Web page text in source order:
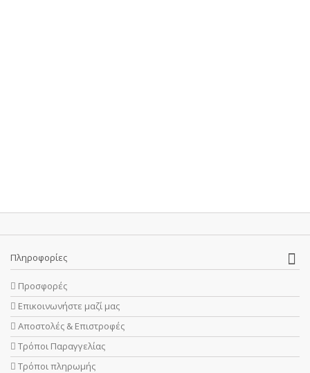
Πληροφορίες
Προσφορές
Επικοινωνήστε μαζί μας
Αποστολές & Επιστροφές
Τρόποι Παραγγελίας
Τρόποι πληρωμής